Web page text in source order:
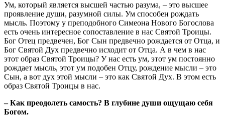
Ум, который является высшей частью разума, – это высшее
проявление души, разумной силы. Ум способен рождать
мысль. Поэтому у преподобного Симеона Нового Богослова
есть очень интересное сопоставление в нас Святой Троицы.
Бог Отец предвечен, Бог Сын предвечно рождается от Отца, и
Бог Святой Дух предвечно исходит от Отца. А в чем в нас
этот образ Святой Троицы? У нас есть ум, этот ум постоянно
рождает мысль, этот ум подобен Отцу, рождение мысли – это
Сын, а вот дух этой мысли – это как Святой Дух. В этом есть
образ Святой Троицы в нас.
– Как преодолеть самость? В глубине души ощущаю себя
Богом.